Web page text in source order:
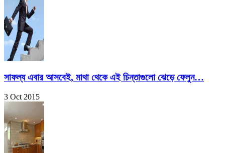
সাফল্য এবার আসবেই, মাথা থেকে এই চিন্তাগুলো ঝেড়ে ফেলুন…
3 Oct 2015